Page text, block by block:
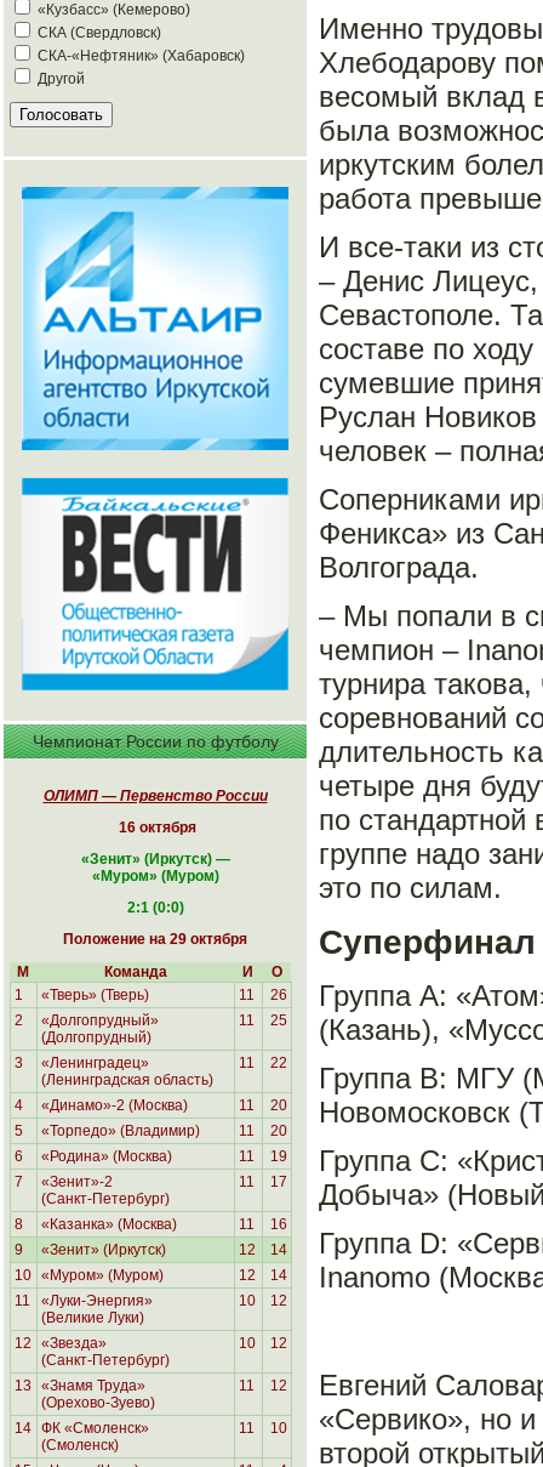
«Кузбасс» (Кемерово)
СКА (Свердловск)
СКА-«Нефтяник» (Хабаровск)
Другой
Чемпионат России по футболу
ОЛИМП — Первенство России
16 октября
«Зенит» (Иркутск) —
«Муром» (Муром)
2:1 (0:0)
Положение на 29 октября
М
Команда И
О
1
«Тверь» (Тверь) 11
26
2
«Долгопрудный»
(Долгопрудный)
11 25
3
«Ленинградец»
(Ленинградская область)
11 22
4 «Динамо»-2 (Москва) 11
20
5
«Торпедо» (Владимир) 11
20
6
«Родина» (Москва) 11
19
7
«Зенит»-2
(Санкт-Петербург)
11 17
8 «Казанка» (Москва) 11
16
9
«Зенит» (Иркутск) 12
14
10 «Муром» (Муром) 12
14
11
«Луки-Энергия»
(Великие Луки)
10 12
12
«Звезда»
(Санкт-Петербург)
10 12
13
«Знамя Труда»
(Орехово-Зуево)
11 12
14 ФК «Смоленск»
(Смоленск)
11 10
Именно
Хлебодарову
весомый вклад
была
иркутским
работа превыше
И все-таки из
– Денис
Севастополе.
составе по
сумевшие
Руслан
человек –
Соперниками
Феникса» из
Волгограда.
– Мы попали в
чемпион –
турнира
соревнований
длительность
четыре дня
по стандартной
группе надо
это по силам.
Группа A:
(Казань),
Группа B: МГУ
Новомосковск
Группа C:
Добыча» (Новый
Группа D:
Inanomo
Евгений
«Сервико», но
второй